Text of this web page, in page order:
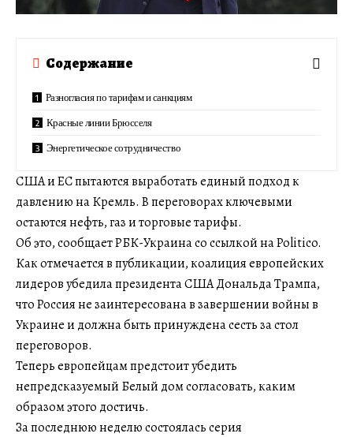
Содержание
Разногласия по тарифам и санкциям
Красные линии Брюсселя
Энергетическое сотрудничество
США и ЕС пытаются выработать единый подход к
давлению на Кремль. В переговорах ключевыми
остаются нефть, газ и торговые тарифы.
Об это, сообщает РБК-Украина со ссылкой на Politico.
Как отмечается в публикации, коалиция европейских
лидеров убедила президента США Дональда Трампа,
что Россия не заинтересована в завершении войны в
Украине и должна быть принуждена сесть за стол
переговоров.
Теперь европейцам предстоит убедить
непредсказуемый Белый дом согласовать, каким
образом этого достичь.
За последнюю неделю состоялась серия